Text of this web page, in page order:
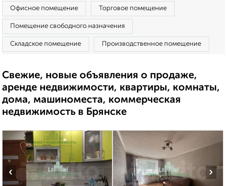
Офисное помещение Торговое помещение
Помещение свободного назначения
Складское помещение Производственное помещение
Свежие, новые объявления о продаже,
аренде недвижимости, квартиры, комнаты,
дома, машиноместа, коммерческая
недвижимость в Брянске
‹ ›